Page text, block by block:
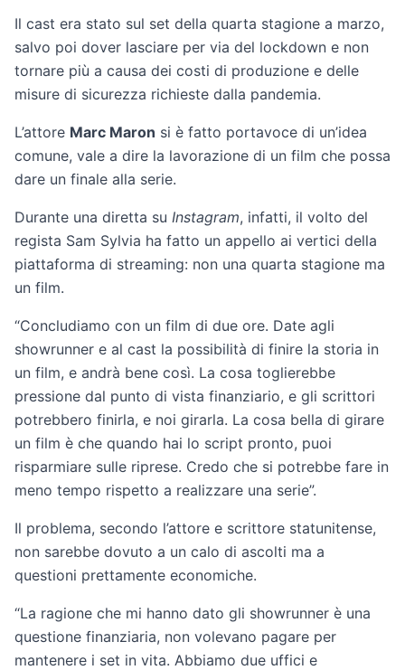
Il cast era stato sul set della quarta stagione a marzo,
salvo poi dover lasciare per via del lockdown e non
tornare più a causa dei costi di produzione e delle
misure di sicurezza richieste dalla pandemia.
L’attore Marc Maron si è fatto portavoce di un’idea
comune, vale a dire la lavorazione di un film che possa
dare un finale alla serie.
Durante una diretta su Instagram, infatti, il volto del
regista Sam Sylvia ha fatto un appello ai vertici della
piattaforma di streaming: non una quarta stagione ma
un film.
“Concludiamo con un film di due ore. Date agli
showrunner e al cast la possibilità di finire la storia in
un film, e andrà bene così. La cosa toglierebbe
pressione dal punto di vista finanziario, e gli scrittori
potrebbero finirla, e noi girarla. La cosa bella di girare
un film è che quando hai lo script pronto, puoi
risparmiare sulle riprese. Credo che si potrebbe fare in
meno tempo rispetto a realizzare una serie”.
Il problema, secondo l’attore e scrittore statunitense,
non sarebbe dovuto a un calo di ascolti ma a
questioni prettamente economiche.
“La ragione che mi hanno dato gli showrunner è una
questione finanziaria, non volevano pagare per
mantenere i set in vita. Abbiamo due uffici e